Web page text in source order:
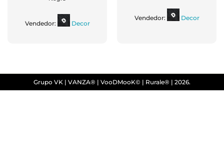
Vendedor: Decor
Vendedor: Decor
Grupo VK | VANZA® | VooDMooK© | Rurale® | 2026.